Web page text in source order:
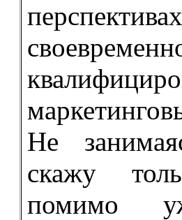
Не
скажу
помимо